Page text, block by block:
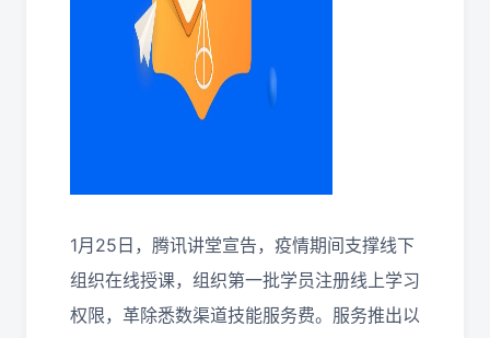
1月25日，腾讯讲堂宣告，疫情期间支撑线下
组织在线授课，组织第一批学员注册线上学习
权限，革除悉数渠道技能服务费。服务推出以